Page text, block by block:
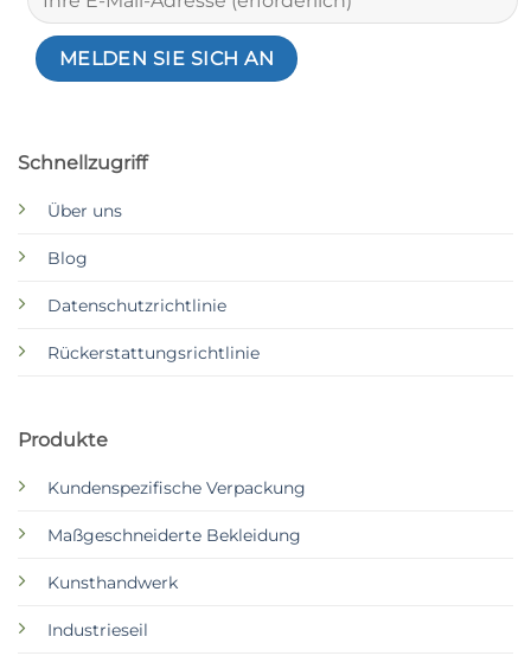
Schnellzugriff
Über uns
Blog
Datenschutzrichtlinie
Rückerstattungsrichtlinie
Produkte
Kundenspezifische Verpackung
Maßgeschneiderte Bekleidung
Kunsthandwerk
Industrieseil